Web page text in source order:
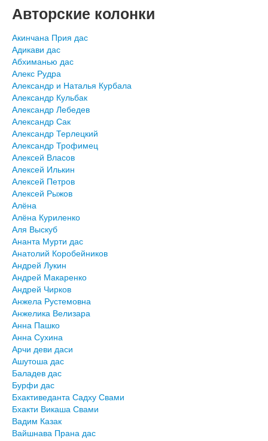
Авторские колонки
Акинчана Прия дас
Адикави дас
Абхиманью дас
Алекс Рудра
Александр и Наталья Курбала
Александр Кульбак
Александр Лебедев
Александр Сак
Александр Терлецкий
Александр Трофимец
Алексей Власов
Алексей Илькин
Алексей Петров
Алексей Рыжов
Алёна
Алёна Куриленко
Аля Выскуб
Ананта Мурти дас
Анатолий Коробейников
Андрей Лукин
Андрей Макаренко
Андрей Чирков
Анжела Рустемовна
Анжелика Велизара
Анна Пашко
Анна Сухина
Арчи деви даси
Ашутоша дас
Баладев дас
Бурфи дас
Бхактиведанта Садху Свами
Бхакти Викаша Свами
Вадим Казак
Вайшнава Прана дас